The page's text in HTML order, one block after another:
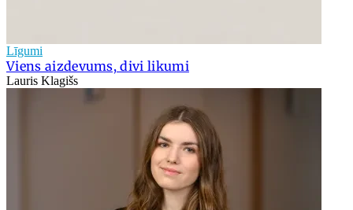
Līgumi
Viens aizdevums, divi likumi
Lauris Klagišs